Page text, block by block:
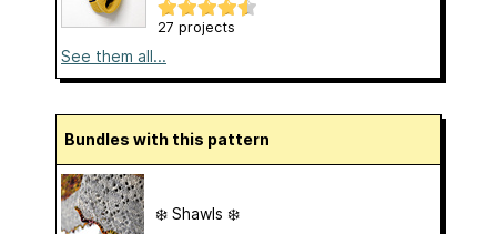
27 projects
See them all...
Bundles with this pattern
❄️ Shawls ❄️